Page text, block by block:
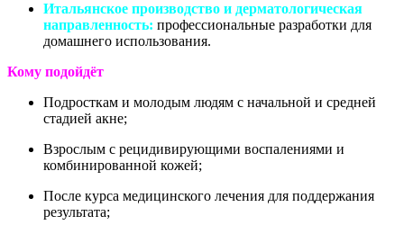
Итальянское производство и дерматологическая
направленность: профессиональные разработки для
домашнего использования.
Кому подойдёт
Подросткам и молодым людям с начальной и средней
стадией акне;
Взрослым с рецидивирующими воспалениями и
комбинированной кожей;
После курса медицинского лечения для поддержания
результата;